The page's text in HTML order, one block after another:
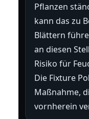
Pflanzen
kann das zu
Blättern
an diesen
Risiko für
Die Fixture
Maßnahme,
vornherein